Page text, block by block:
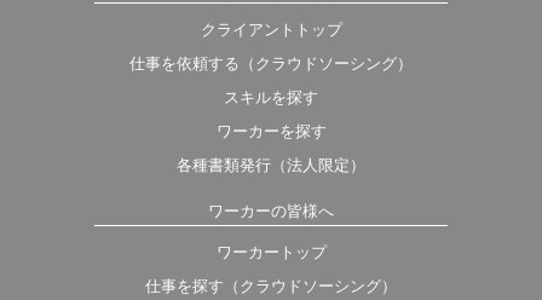
クライアントトップ
仕事を依頼する（クラウドソーシング）
スキルを探す
ワーカーを探す
各種書類発行（法人限定）
ワーカーの皆様へ
ワーカートップ
仕事を探す（クラウドソーシング）